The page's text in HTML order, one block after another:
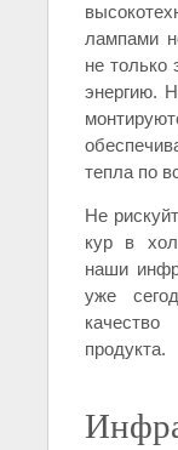
лампами
не только
энергию.
тепла по
Не
кур в
наши
уже
продукта.